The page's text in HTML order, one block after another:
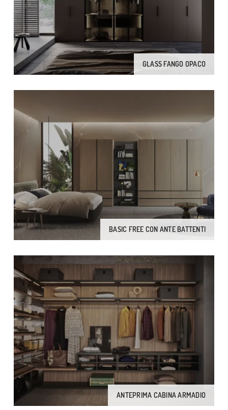
GLASS FANGO OPACO
BASIC FREE CON ANTE BATTENTI
ANTEPRIMA CABINA ARMADIO